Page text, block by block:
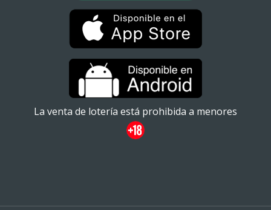
La venta de lotería está prohibida a menores